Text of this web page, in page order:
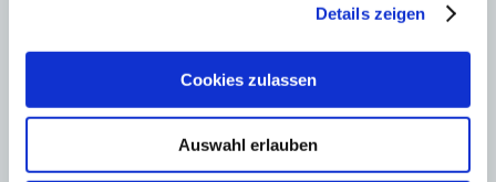
Details zeigen
Cookies zulassen
Auswahl erlauben